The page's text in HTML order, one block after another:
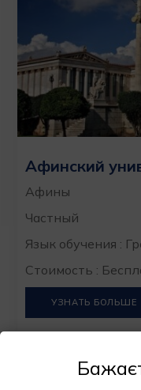
Афинский
Афины
Частный
Язык обучения :
Стоимость :
УЗНАТЬ БОЛЬШЕ